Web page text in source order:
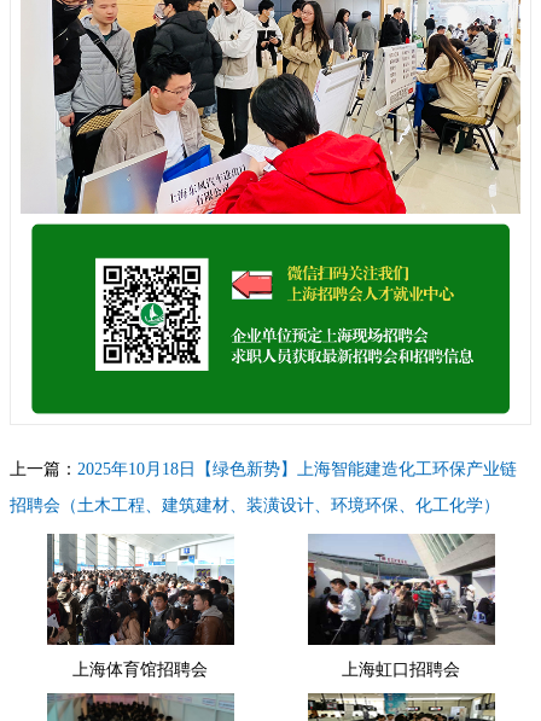
上一篇： 2025年10月18日【绿色新势】上海智能建造化工环保产业链
招聘会（土木工程、建筑建材、装潢设计、环境环保、化工化学）
下一篇：2025年12月20日上海招聘会（青年人才就业专场）交流活动
用人单位邀请函(上海秋季招聘会)
上海体育馆招聘会 上海虹口招聘会